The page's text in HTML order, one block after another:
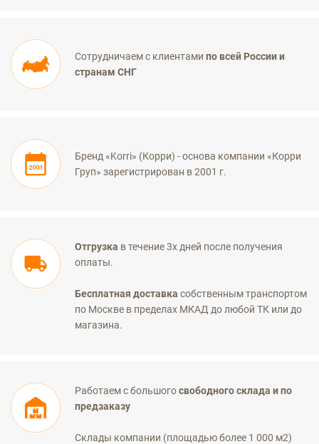
Сотрудничаем с клиентами по всей России и
странам СНГ
Бренд «Korri» (Корри) - основа компании «Корри
Груп» зарегистрирован в 2001 г.
Отгрузка в течение 3х дней после получения
оплаты.
Бесплатная доставка собственным транспортом
по Москве в пределах МКАД до любой ТК или до
магазина.
Работаем с большогосвободного склада и по
предзаказу
Склады компании (площадью более 1 000 м2)